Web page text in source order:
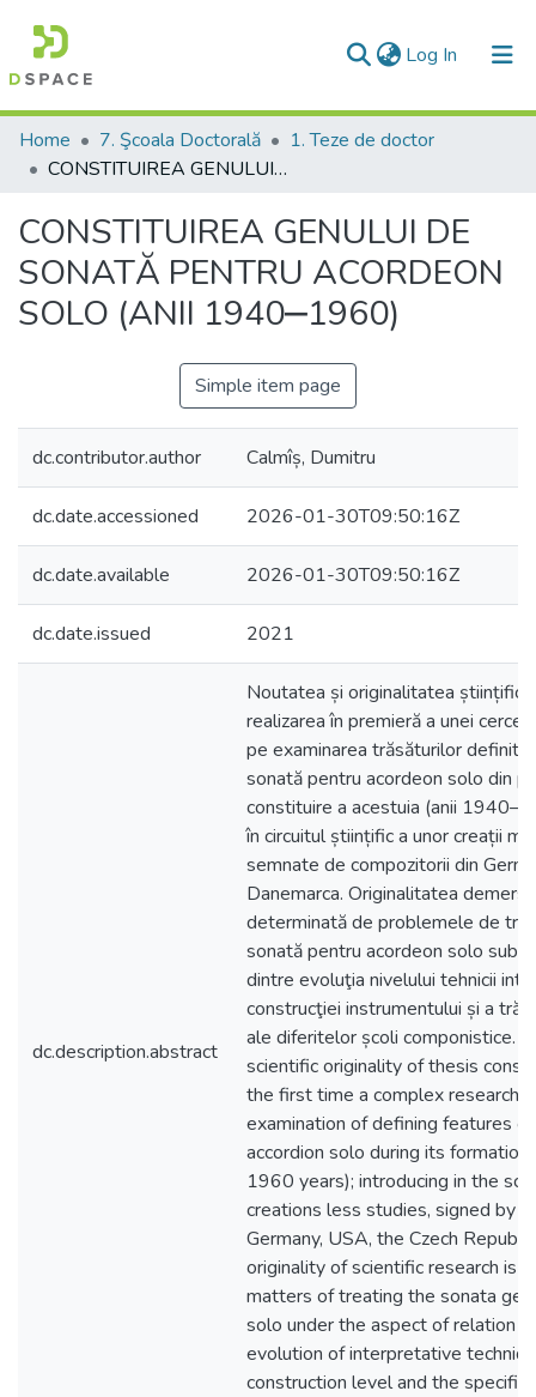
Log In (current)
Communities & Collections
All of DSpace
Statistics
Home 7. Şcoala Doctorală
1. Teze de doctor
CONSTITUIREA GENULUI DE SONATĂ PENTRU ACORDEON SOLO (ANII 1940‒1960)
CONSTITUIREA GENULUI DE
SONATĂ PENTRU ACORDEON
SOLO (ANII 1940‒1960)
Simple item page
dc.contributor.author Calmîș, Dumitru
dc.date.accessioned 2026-01-30T09:50:16Z
dc.date.available 2026-01-30T09:50:16Z
dc.date.issued 2021
dc.description.abstract
Noutatea și originalitatea
realizarea în premieră a unei
pe examinarea trăsăturilor
sonată pentru acordeon solo din
constituire a acestuia (anii
în circuitul științific a unor creații
semnate de compozitorii din
Danemarca. Originalitatea
determinată de problemele de
sonată pentru acordeon solo sub
dintre evoluţia nivelului tehnicii
construcţiei instrumentului și a
ale diferitelor școli componistice.
scientific originality of thesis
the first time a complex research
examination of defining features
accordion solo during its
1960 years); introducing in the
creations less studies, signed by
Germany, USA, the Czech
originality of scientific research is
matters of treating the sonata
solo under the aspect of relation
evolution of interpretative
construction level and the specific